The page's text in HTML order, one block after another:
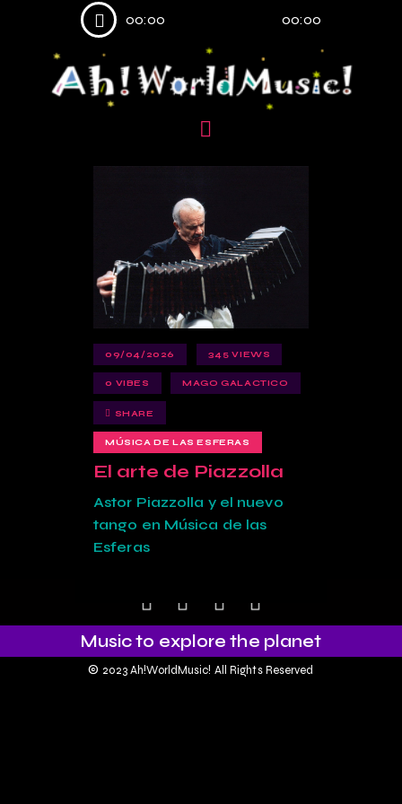
Reproductor
de
audio
00:00 00:00
09/04/2026 345 VIEWS
0 VIBES MAGO GALACTICO
SHARE
MÚSICA DE LAS ESFERAS
El arte de Piazzolla
Astor Piazzolla y el nuevo
tango en Música de las
Esferas
Music to explore the planet
© 2023 Ah!WorldMusic! All Rights Reserved